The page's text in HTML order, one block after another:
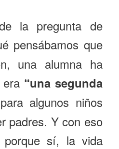
la pregunta de
pensábamos que
una alumna ha
“una segunda
para algunos niños
padres. Y con eso
porque sí, la vida